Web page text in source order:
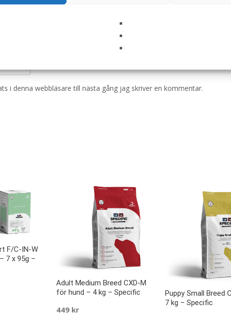
i denna webbläsare till nästa gång jag skriver en kommentar.
F/C-IN-W
7 x 95g –
Adult Medium Breed CXD-M
för hund – 4 kg – Specific
449 kr
Puppy Small Breed
7 kg – Specific